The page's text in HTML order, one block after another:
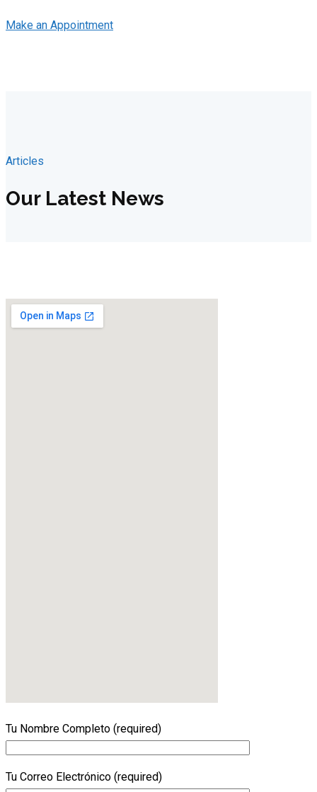
Make an Appointment
Articles
Our Latest News
Tu Nombre Completo (required)
Tu Correo Electrónico (required)